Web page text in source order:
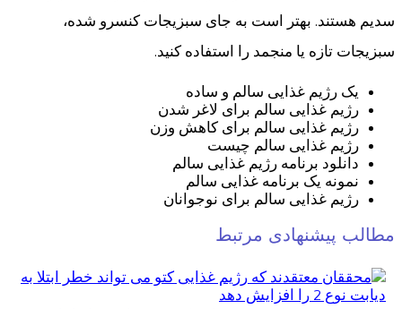
سدیم هستند. بهتر است به جای سبزیجات کنسرو شده،
سبزیجات تازه یا منجمد را استفاده کنید.
یک رژیم غذایی سالم و ساده
رژیم غذایی سالم برای لاغر شدن
رژیم غذایی سالم برای کاهش وزن
رژیم غذایی سالم چیست
دانلود برنامه رژیم غذایی سالم
نمونه یک برنامه غذایی سالم
رژیم غذایی سالم برای نوجوانان
مطالب پیشنهادی مرتبط